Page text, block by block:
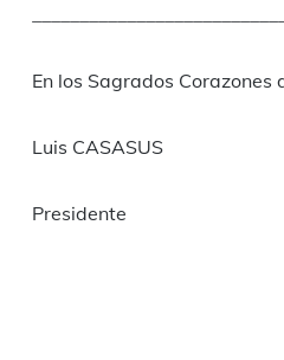
En los Sagrados Corazones
Luis CASASUS
Presidente